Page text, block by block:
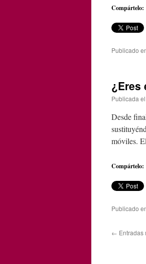
Compártelo:
Publicado
¿Eres
Publicada el
Desde
móviles.
Compártelo:
Publicado
← Entradas